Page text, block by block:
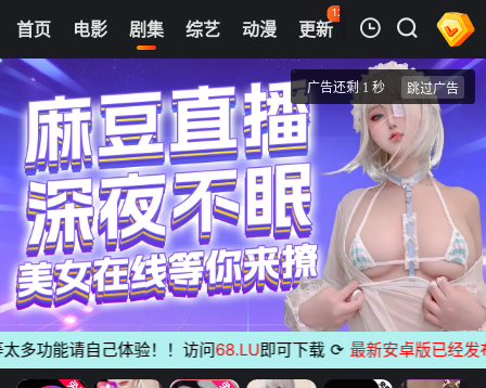
首页 电影 剧集 综艺 动漫 更新
126
热榜 APP
我的观影记录
1
极速悖论
清空
能请自己体验！！访问 68.LU即可下载 ⟳ 最新安卓版已经发布无